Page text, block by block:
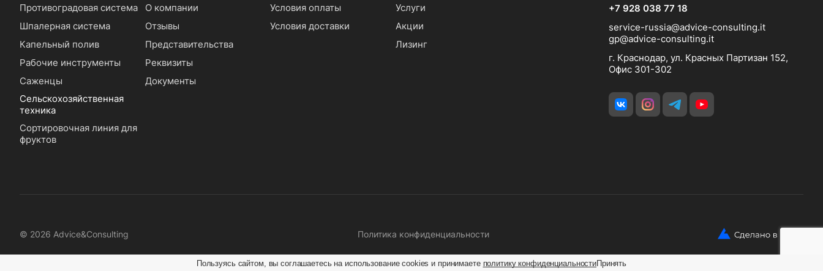
Противоградовая система
Шпалерная система
Капельный полив
Рабочие инструменты
Саженцы
Сельскохозяйственная
техника
Сортировочная линия для
фруктов
О компании
Отзывы
Представительства
Реквизиты
Документы
Условия оплаты
Условия доставки
Услуги
Акции
Лизинг
+7 928 038 77 18
service-russia@advice-consulting.it
gp@advice-consulting.it
г. Краснодар, ул. Красных Партизан 152,
Офис 301-302
© 2026 Advice&Consulting Политика конфиденциальности
Пользуясь сайтом, вы соглашаетесь на использование cookies и принимаете политику конфиденциальностиПринять